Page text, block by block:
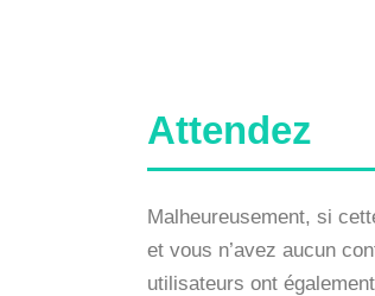
Attendez
Malheureusement, si
et vous n’avez aucun
utilisateurs ont